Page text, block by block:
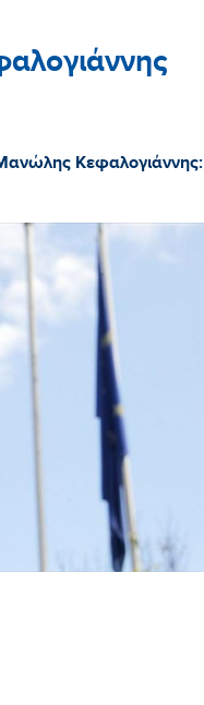
Κεφαλογιάννης: